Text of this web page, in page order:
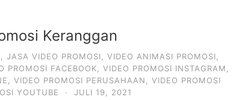
Keranggan
JASA VIDEO PROMOSI VIDEO ANIMASI PROMOSI
PROMOSI FACEBOOK VIDEO PROMOSI INSTAGRAM
VIDEO PROMOSI PERUSAHAAN
VIDEO PROMOSI
YOUTUBE · JULI 19, 2021